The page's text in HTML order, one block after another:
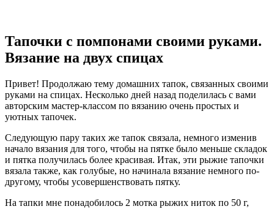
Тапочки с помпонами своими руками.
Вязание на двух спицах
Привет! Продолжаю тему домашних тапок, связанных своими
руками на спицах. Несколько дней назад поделилась с вами
авторским мастер-классом по вязанию очень простых и
уютных тапочек.
Следующую пару таких же тапок связала, немного изменив
начало вязания для того, чтобы на пятке было меньше складок
и пятка получилась более красивая. Итак, эти рыжие тапочки
вязала также, как голубые, но начинала вязание немного по-
другому, чтобы усовершенствовать пятку.
На тапки мне понадобилось 2 мотка рыжих ниток по 50 г,